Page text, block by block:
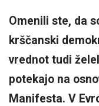
Omenili ste, da
krščanski
vrednot tudi
potekajo na
Manifesta. V